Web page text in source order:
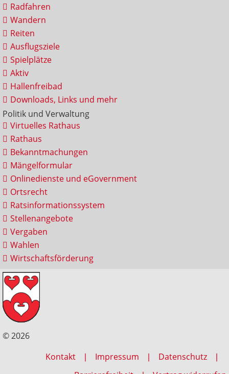
Radfahren
Wandern
Reiten
Ausflugsziele
Spielplätze
Aktiv
Hallenfreibad
Downloads, Links und mehr
Politik und Verwaltung
Virtuelles Rathaus
Rathaus
Bekanntmachungen
Mängelformular
Onlinedienste und eGovernment
Ortsrecht
Ratsinformationssystem
Stellenangebote
Vergaben
Wahlen
Wirtschaftsförderung
© 2026
Kontakt
Impressum
Datenschutz